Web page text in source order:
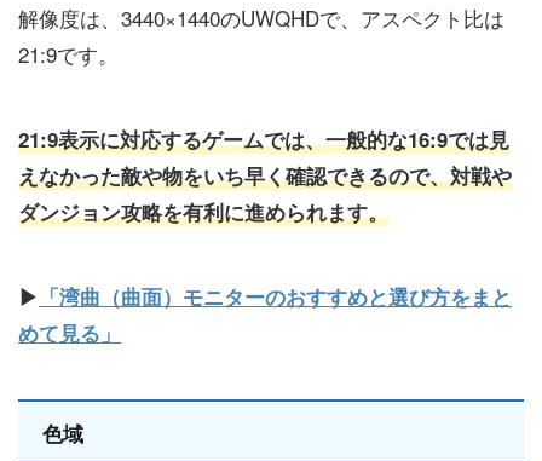
解像度は、3440×1440のUWQHDで、アスペクト比は
21:9です。
21:9表示に対応するゲームでは、一般的な16:9では見
えなかった敵や物をいち早く確認できるので、対戦や
ダンジョン攻略を有利に進められます。
▶ 「湾曲（曲面）モニターのおすすめと選び方をまと
めて見る」
色域